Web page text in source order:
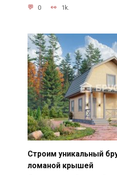
0 1k.
Строим уникальный
ломаной крышей